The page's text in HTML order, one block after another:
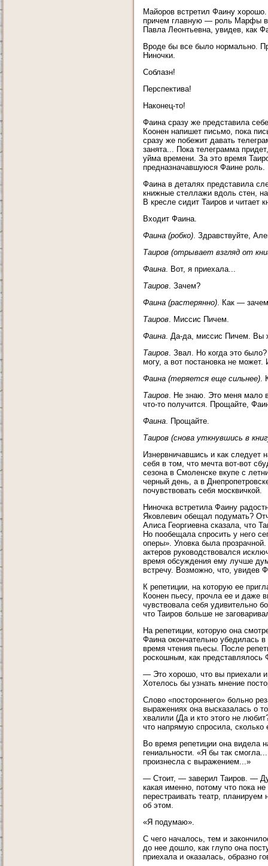
Майоров встретил Фаину
причем главную — роль Марфы в
Павла Леонтьевна, увидев, как
Вроде бы все было нормально.
Ниночки.
Соблазн!
Перспектива!
Наконец-то!
Фаина сразу же представила
Коонен напишет письмо, пока
сразу же побежит давать
занята... Пока телеграмма
уйма времени. За это время
предназначавшуюся Фаине
Фаина в деталях представила
книжные стеллажи вдоль стен,
В кресле сидит Таиров и читает
Входит Фаина.
Фаина (робко) . Здравствуйте,
Таиров (отрывает взгляд от
Фаина . Вот, я приехала...
Таиров . Зачем?
Фаина (растерянно) . Как —
Таиров . Миссис Пичем.
Фаина . Да-да, миссис Пичем. Вы
Таиров . Звал. Но когда это
могу, а вот постановка не
Фаина (теряется еще сильнее)
Таиров . Не знаю. Это меня мало
что-то получится. Прощайте,
Фаина . Прощайте.
Таиров (снова уткнувшись в
Изнервничавшись и как следует
себя в том, что мечта вот-вот
сезона в Смоленске вкупе с
черный день, а в
почувствовать себя москвичкой.
Ниночка встретила Фаину
Яковлевич обещал подумать?
Алиса Георгиевна сказала, что
Но пообещала спросить у него
оперы». Уловка была
актеров руководствовался
время обсуждения ему лучше
встречу. Возможно, что, увидев
К репетиции, на которую ее
Коонен пьесу, прочла ее и даже
чувствовала себя удивительно
что Таиров больше не
На репетиции, которую она
Фаина окончательно убедилась
время чтения пьесы. После
роскошным, как представлялось
— Это хорошо, что вы приехали
Хотелось бы узнать мнение
Слово «постороннего» больно
выражениях она высказалась о
хвалили (Да и кто этого не
что напрямую спросила,
Во время репетиции она видела
гениальности. «Я бы так
произнесла с выражением...»
— Стоит, — заверил Таиров. —
какая именно, потому что пока
перестраивать театр,
об этом.
«Я подумаю».
С чего началось, тем и
до нее дошло, как глупо она
приехала и оказалась, образно